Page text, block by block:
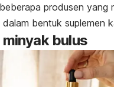
produsen yang
bentuk suplemen
bulus